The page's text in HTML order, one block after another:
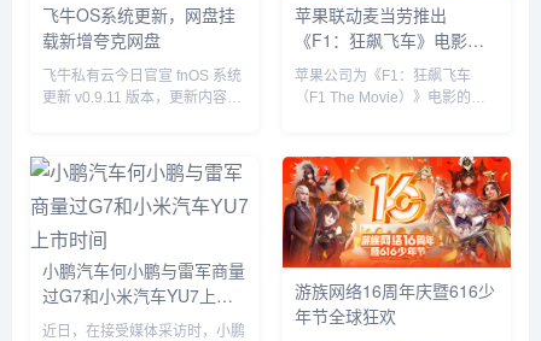
飞牛OS系统更新，网盘挂
载新增夸克网盘
飞牛私有云今日官宣 fnOS 系统
更新 v0.9.11 版本，更新内容包
置、优化硬盘类型（HDD、
SSD）的识别等。飞牛 f...
苹果联动麦当劳推出
《F1：狂飙飞车》电影套
餐
苹果公司为《F1：狂飙飞车
（F1 The Movie）》电影的全
味合作，粉丝们可以购买 F1 主
题套餐，并把独家定制的迷你赛
车带回家。...
小鹏汽车何小鹏与雷军商量
过G7和小米汽车YU7上市
时间
近日，在接受媒体采访时，小鹏
游族网络16周年庆暨616少
年节全球狂欢